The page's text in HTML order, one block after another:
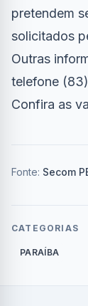
pretendem
solicitados
Outras
telefone
Confira as
Fonte: Secom
CATEGORIAS
PARAÍBA